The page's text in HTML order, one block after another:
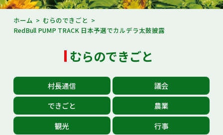
くらしの情報
村長室
観光・イベント情報
あかいがわ広報
お問い合せ
ホーム
むらのできごと
RedBull PUMP TRACK 日本予選でカルデラ太鼓披露
むらのできごと
村長通信
議会
できごと
農業
観光
行事